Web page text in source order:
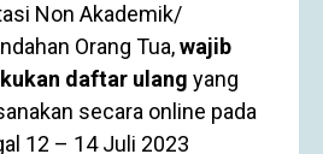
Non Akademik/
Orang Tua,wajib
daftar ulang yang
secara online pada
12 – 14 Juli 2023